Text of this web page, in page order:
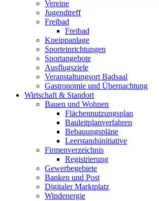
Vereine
Jugendtreff
Freibad
Freibad
Kneippanlage
Sporteinrichtungen
Sportangebote
Ausflugsziele
Veranstaltungsort Badsaal
Gastronomie und Übernachtung
Wirtschaft & Standort
Bauen und Wohnen
Flächennutzungsplan
Bauleitplanverfahren
Bebauungspläne
Leerstandsinitiative
Firmenverzeichnis
Registrierung
Gewerbegebiete
Banken und Post
Digitaler Marktplatz
Windenergie